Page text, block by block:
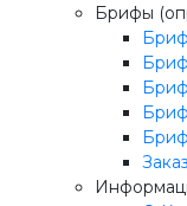
Брифы